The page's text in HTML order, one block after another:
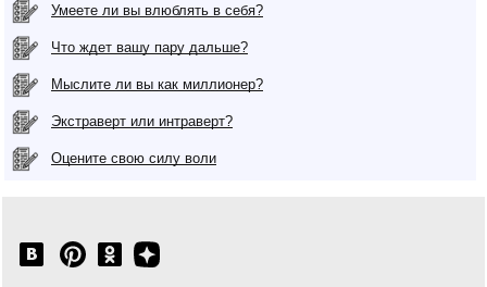
Умеете ли вы влюблять в себя?
Что ждет вашу пару дальше?
Мыслите ли вы как миллионер?
Экстраверт или интраверт?
Оцените свою силу воли